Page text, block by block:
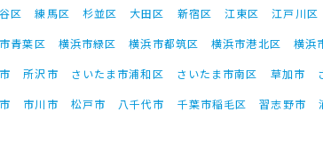
区 練馬区 杉並区 大田区 新宿区 江東区 江戸川区
青葉区 横浜市緑区 横浜市都筑区 横浜市港北区 横浜
所沢市 さいたま市浦和区 さいたま市南区 草加市
市川市 松戸市 八千代市 千葉市稲毛区 習志野市